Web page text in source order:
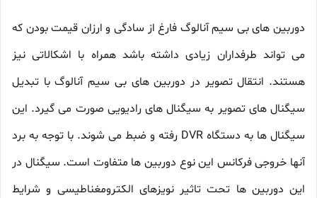
دوربین های بی سیم آنالوگ فارغ از سادگی و ارزان قیمت بودن که
می تواند طرفداران زیادی داشته باشد همراه با اشکالاتی نیز
هستند. انتقال تصویر در دوربین های بی سیم آنالوگ با تبدیل
سیگنال های تصویر به سیگنال های رادیویی صورت می گیرد. این
سیگنال ها به دستگاه DVR رفته و ضبط می شوند. با توجه به برد
آنها خروجی فرکانس این نوع دوربین ها متفاوت است. سیگنال در
این دوربین ها تحت تاثیر نویزهای الکترومغناطیسی و شرایط